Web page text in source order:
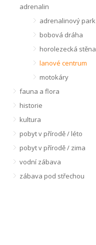
adrenalin
adrenalinový park
bobová dráha
horolezecká stěna
lanové centrum
motokáry
fauna a flora
historie
kultura
pobyt v přírodě / léto
pobyt v přírodě / zima
vodní zábava
zábava pod střechou